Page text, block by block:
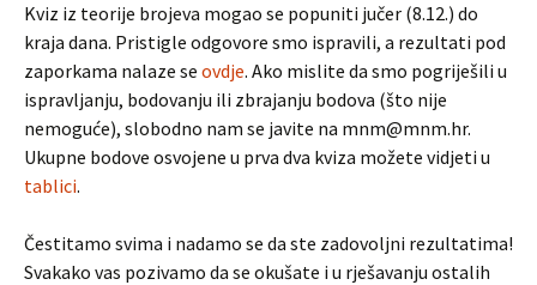
Kviz iz teorije brojeva mogao se popuniti jučer (8.12.) do
kraja dana. Pristigle odgovore smo ispravili, a rezultati pod
zaporkama nalaze se ovdje. Ako mislite da smo pogriješili u
ispravljanju, bodovanju ili zbrajanju bodova (što nije
nemoguće), slobodno nam se javite na mnm@mnm.hr.
Ukupne bodove osvojene u prva dva kviza možete vidjeti u
tablici.
Čestitamo svima i nadamo se da ste zadovoljni rezultatima!
Svakako vas pozivamo da se okušate i u rješavanju ostalih